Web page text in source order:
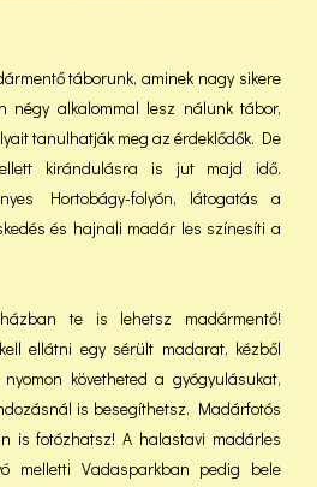
táborunk, aminek nagy sikere
négy alkalommal lesz nálunk tábor,
tanulhatják meg az érdeklődők. De
kirándulásra is jut majd idő.
Hortobágy-folyón, látogatás a
és hajnali madár les színesíti a
te is lehetsz madármentő!
ellátni egy sérült madarat, kézből
követheted a gyógyulásukat,
is besegíthetsz. Madárfotós
is fotózhatsz! A halastavi madárles
melletti Vadasparkban pedig bele